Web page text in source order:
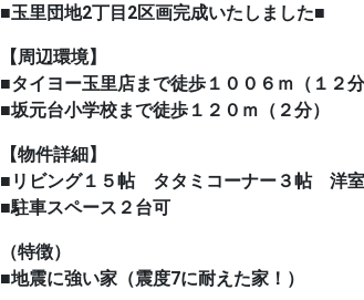
■玉里団地2丁目2区画完成いたしました■
【周辺環境】
■タイヨー玉里店まで徒歩１００６ｍ（１２分
■坂元台小学校まで徒歩１２０ｍ（２分）
【物件詳細】
■リビング１５帖 タタミコーナー３帖
■駐車スペース２台可
（特徴）
■地震に強い家（震度7に耐えた家！）